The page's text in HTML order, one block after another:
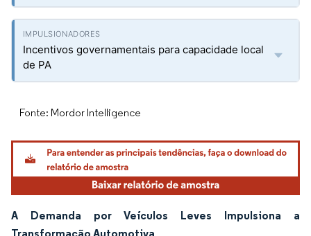
Incentivos governamentais para capacidade local
de PA
Fonte: Mordor Intelligence
A Demanda por Veículos Leves Impulsiona a
Transformação Automotiva